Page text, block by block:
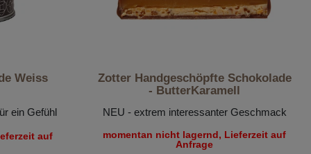
Weiss
ein Gefühl
auf
Zotter Handgeschöpfte Schokolade
- ButterKaramell
NEU - extrem interessanter Geschmack
momentan nicht lagernd, Lieferzeit auf
Anfrage